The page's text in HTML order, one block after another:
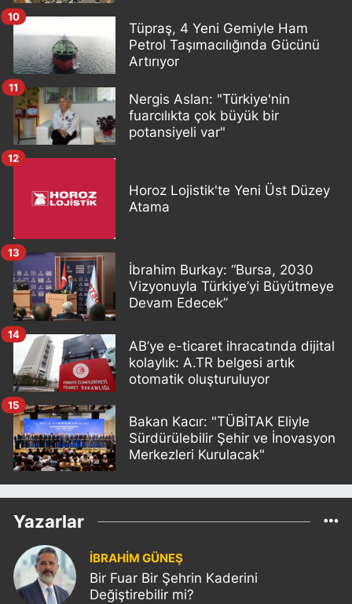
Tüpraş, 4 Yeni Gemiyle Ham
Petrol Taşımacılığında Gücünü
Artırıyor
10
Nergis Aslan: "Türkiye'nin
fuarcılıkta çok büyük bir
potansiyeli var"
11
Horoz Lojistik'te Yeni Üst Düzey
Atama
12
İbrahim Burkay: “Bursa, 2030
Vizyonuyla Türkiye’yi Büyütmeye
Devam Edecek”
13
AB’ye e-ticaret ihracatında dijital
kolaylık: A.TR belgesi artık
otomatik oluşturuluyor
14
Bakan Kacır: "TÜBİTAK Eliyle
Sürdürülebilir Şehir ve İnovasyon
Merkezleri Kurulacak"
15
Yazarlar
İBRAHİM GÜNEŞ
Bir Fuar Bir Şehrin Kaderini
Değiştirebilir mi?